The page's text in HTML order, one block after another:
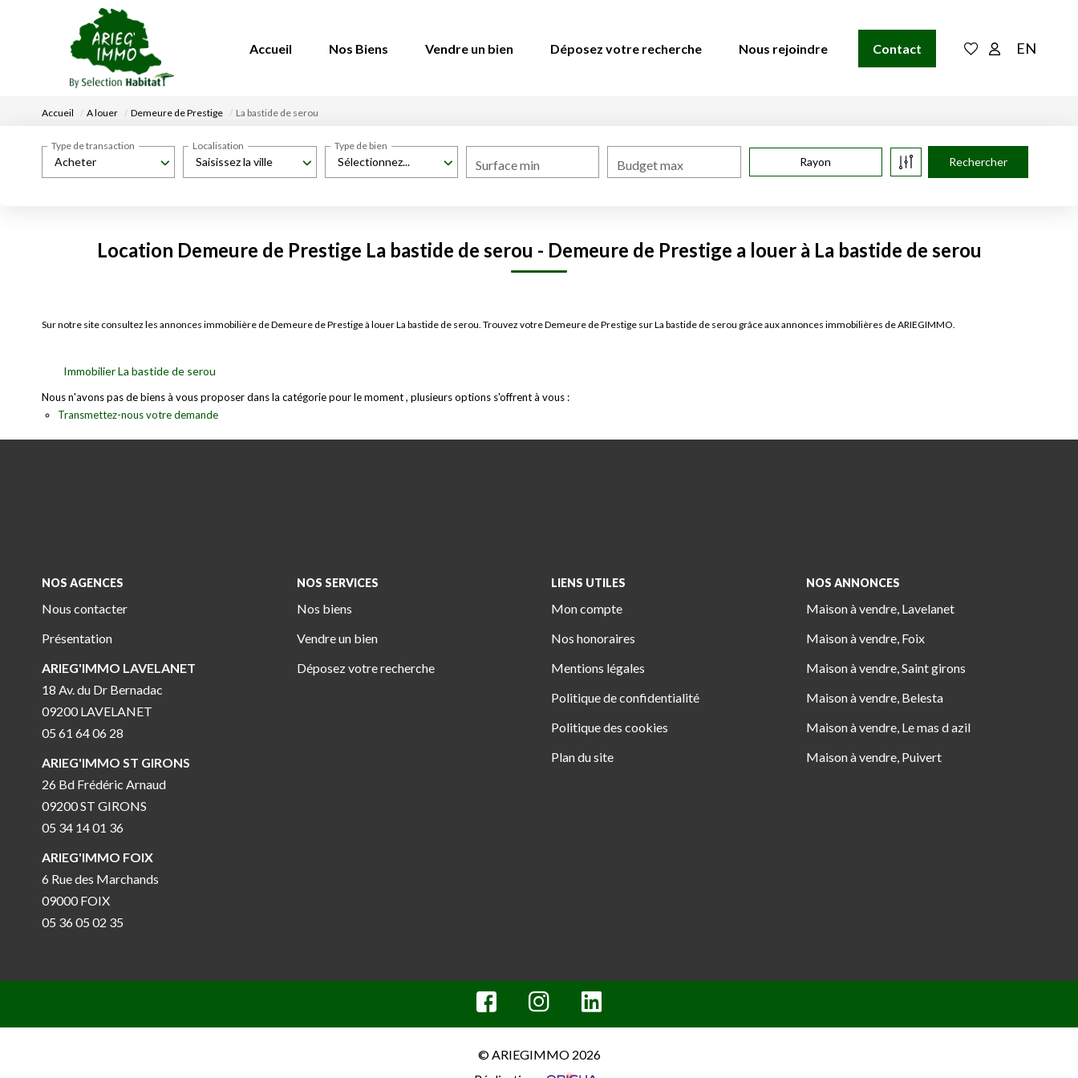
Accueil Nos Biens Vendre un bien Déposez votre recherche Nous rejoindre Contact EN
Accueil A louer Demeure de Prestige La bastide de serou
Acheter
Type de transaction
Saisissez la ville
Localisation
Sélectionnez...
Type de bien
Surface min Budget max Rayon
Location Demeure de Prestige La bastide de serou - Demeure de Prestige a louer à La bastide de serou
Sur notre site consultez les annonces immobilière de Demeure de Prestige à louer La bastide de serou. Trouvez votre Demeure de Prestige sur La bastide de serou grâce aux annonces immobilières de ARIEGIMMO.
Immobilier La bastide de serou
Nous n'avons pas de biens à vous proposer dans la catégorie pour le moment , plusieurs options s'offrent à vous :
Transmettez-nous votre demande
NOS AGENCES
Nous contacter
Présentation
ARIEG'IMMO LAVELANET
18 Av. du Dr Bernadac
09200 LAVELANET
05 61 64 06 28
ARIEG'IMMO ST GIRONS
26 Bd Frédéric Arnaud
09200 ST GIRONS
05 34 14 01 36
ARIEG'IMMO FOIX
6 Rue des Marchands
09000 FOIX
05 36 05 02 35
NOS SERVICES
Nos biens
Vendre un bien
Déposez votre recherche
LIENS UTILES
Mon compte
Nos honoraires
Mentions légales
Politique de confidentialité
Politique des cookies
Plan du site
NOS ANNONCES
Maison à vendre, Lavelanet
Maison à vendre, Foix
Maison à vendre, Saint girons
Maison à vendre, Belesta
Maison à vendre, Le mas d azil
Maison à vendre, Puivert
© ARIEGIMMO 2026